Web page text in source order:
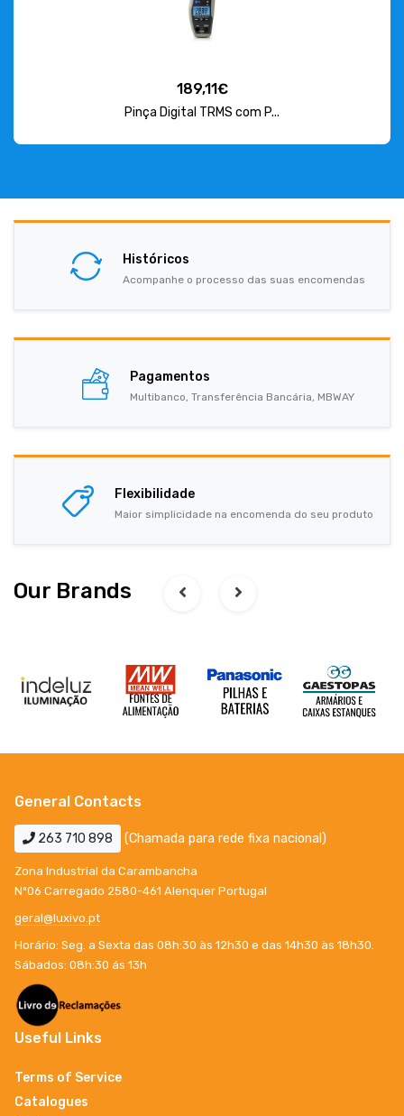
189,11€
Pinça Digital TRMS com P...
Históricos
Acompanhe o processo das suas encomendas
Pagamentos
Multibanco, Transferência Bancária, MBWAY
Flexibilidade
Maior simplicidade na encomenda do seu produto
Our Brands
General Contacts
263 710 898 (Chamada para rede fixa nacional)
Zona Industrial da Carambancha
Nº06 Carregado 2580-461 Alenquer Portugal
geral@luxivo.pt
Horário: Seg. a Sexta das 08h:30 às 12h30 e das 14h30 às 18h30.
Sábados: 08h:30 ás 13h
Useful Links
Terms of Service
Catalogues